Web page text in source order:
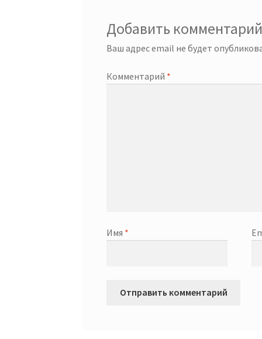
Добавить комментарий
Ваш адрес email не будет
Комментарий *
Имя *